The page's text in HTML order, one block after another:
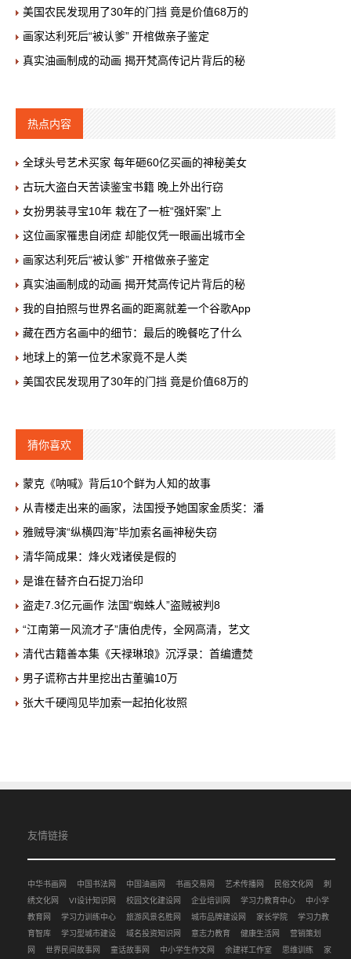
美国农民发现用了30年的门挡 竟是价值68万的
画家达利死后“被认爹” 开棺做亲子鉴定
真实油画制成的动画 揭开梵高传记片背后的秘
热点内容
全球头号艺术买家 每年砸60亿买画的神秘美女
古玩大盗白天苦读鉴宝书籍 晚上外出行窃
女扮男装寻宝10年 栽在了一桩“强奸案”上
这位画家罹患自闭症 却能仅凭一眼画出城市全
画家达利死后“被认爹” 开棺做亲子鉴定
真实油画制成的动画 揭开梵高传记片背后的秘
我的自拍照与世界名画的距离就差一个谷歌App
藏在西方名画中的细节：最后的晚餐吃了什么
地球上的第一位艺术家竟不是人类
美国农民发现用了30年的门挡 竟是价值68万的
猜你喜欢
蒙克《呐喊》背后10个鲜为人知的故事
从青楼走出来的画家，法国授予她国家金质奖：潘
雅贼导演“纵横四海”毕加索名画神秘失窃
清华简成果：烽火戏诸侯是假的
是谁在替齐白石捉刀治印
盗走7.3亿元画作 法国“蜘蛛人”盗贼被判8
“江南第一风流才子”唐伯虎传，全网高清，艺文
清代古籍善本集《天禄琳琅》沉浮录：首编遭焚
男子谎称古井里挖出古董骗10万
张大千硬闯见毕加索一起拍化妆照
友情链接
中华书画网 中国书法网 中国油画网 书画交易网 艺术传播网 民俗文化网
刺
绣文化网
VI设计知识网 校园文化建设网 企业培训网 学习力教育中心
中小学
教育网
学习力训练中心 旅游风景名胜网 城市品牌建设网 家长学院
学习力教
育智库
学习型城市建设 域名投资知识网 意志力教育 健康生活网
营销策划
网
世界民间故事网 童话故事网 中小学生作文网 余建祥工作室 思维训练 家